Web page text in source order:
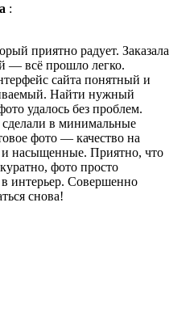
:
приятно радует. Заказала
— всё прошло легко.
сайта понятный и
Найти нужный
удалось без проблем.
в минимальные
фото — качество на
и насыщенные. Приятно, что
фото просто
интерьер. Совершенно
снова!